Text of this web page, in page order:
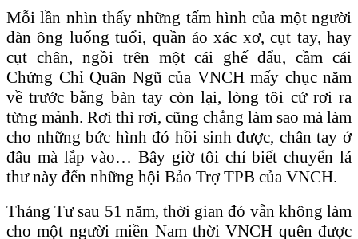
Mỗi lần nhìn thấy những tấm hình của một người
đàn ông luống tuổi, quần áo xác xơ, cụt tay, hay
cụt chân, ngồi trên một cái ghế đẩu, cầm cái
Chứng Chỉ Quân Ngũ của VNCH mấy chục năm
về trước bằng bàn tay còn lại, lòng tôi cứ rơi ra
từng mảnh. Rơi thì rơi, cũng chẳng làm sao mà làm
cho những bức hình đó hồi sinh được, chân tay ở
đâu mà lắp vào… Bây giờ tôi chỉ biết chuyển lá
thư này đến những hội Bảo Trợ TPB của VNCH.
Tháng Tư sau 51 năm, thời gian đó vẫn không làm
cho một người miền Nam thời VNCH quên được